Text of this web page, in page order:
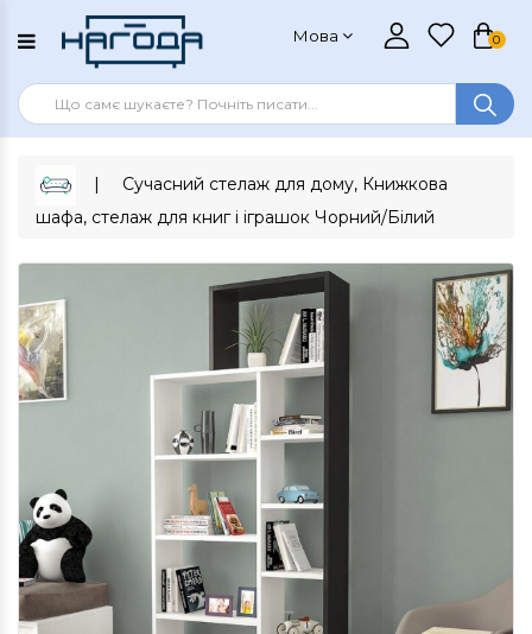
Мова 0
Сучасний стелаж для дому, Книжкова
шафа, стелаж для книг і іграшок Чорний/Білий